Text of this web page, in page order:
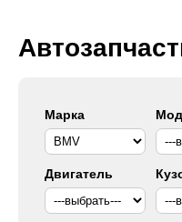
Марка
Двигатель